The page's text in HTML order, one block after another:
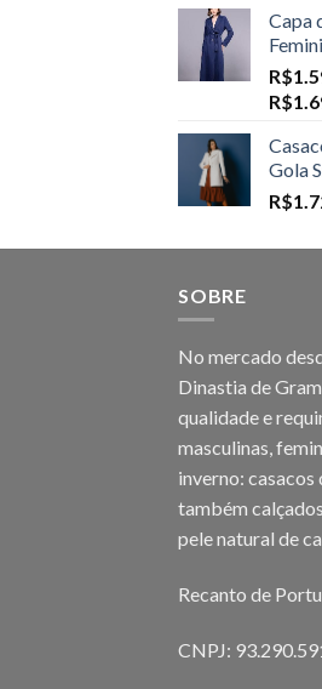
Capa
R$
R$
Gola
R$
SOBRE
No mercado
Dinastia de
qualidade e
masculinas,
inverno: casacos
também
pele natural de
Recanto de
CNPJ: